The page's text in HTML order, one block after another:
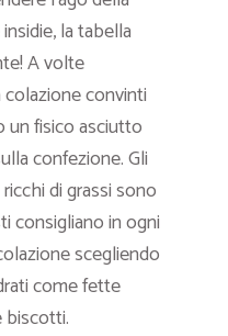
la tabella
A volte
convinti
un fisico asciutto
confezione. Gli
di grassi sono
consigliano in ogni
scegliendo
come fette